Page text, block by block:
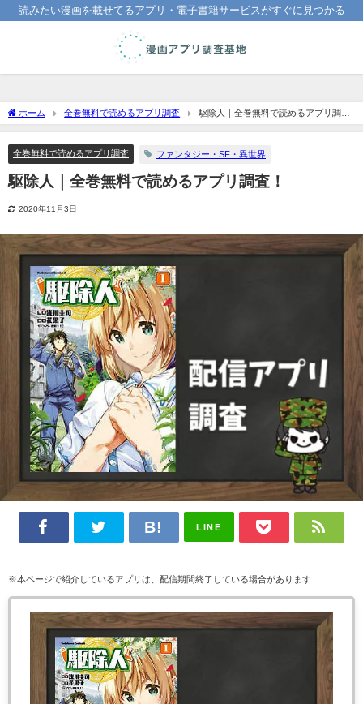
読みたい漫画を載せてるアプリ・電子書籍サービスがすぐに見つかる
ホーム 全巻無料で読めるアプリ調査
駆除人｜全巻無料で読めるアプリ調
査！
全巻無料で読めるアプリ調査 ファンタジー・SF・異世界
駆除人｜全巻無料で読めるアプリ調査！
2020年11月3日
LINE
※本ページで紹介しているアプリは、配信期間終了している場合があります